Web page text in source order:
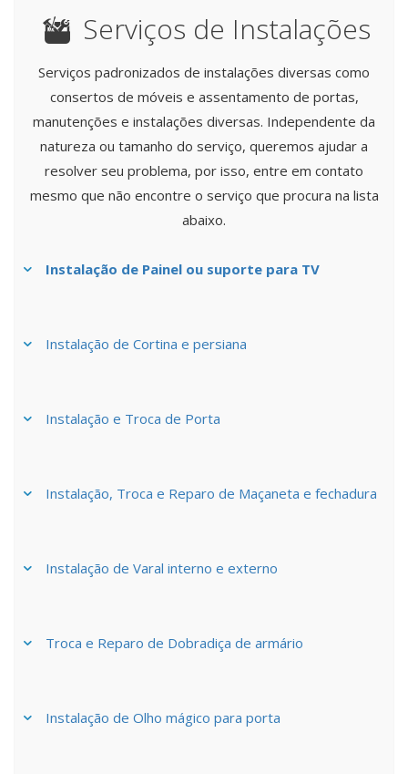
Serviços de Instalações
Serviços padronizados de instalações diversas como
consertos de móveis e assentamento de portas,
manutenções e instalações diversas. Independente da
natureza ou tamanho do serviço, queremos ajudar a
resolver seu problema, por isso, entre em contato
mesmo que não encontre o serviço que procura na lista
abaixo.
Instalação de Painel ou suporte para TV
Instalação de Cortina e persiana
Instalação e Troca de Porta
Instalação, Troca e Reparo de Maçaneta e fechadura
Instalação de Varal interno e externo
Troca e Reparo de Dobradiça de armário
Instalação de Olho mágico para porta